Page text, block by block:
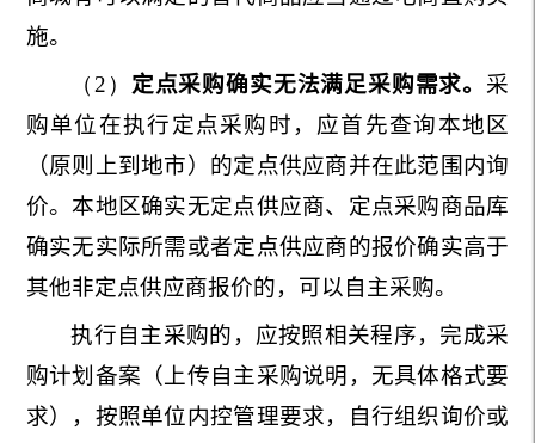
施。
（2） 定点采购确实无法满足采购需求。采
购单位在执行定点采购时，应首先查询本地区
（原则上到地市）的定点供应商并在此范围内询
价。本地区确实无定点供应商、定点采购商品库
确实无实际所需或者定点供应商的报价确实高于
其他非定点供应商报价的，可以自主采购。
执行自主采购的，应按照相关程序，完成采
购计划备案（上传自主采购说明，无具体格式要
求），按照单位内控管理要求，自行组织询价或